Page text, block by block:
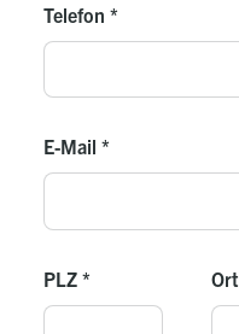
Telefon *
E-Mail *
PLZ * Ort